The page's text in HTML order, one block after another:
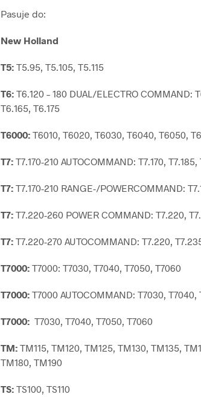
Pasuje do:
New Holland
T5: T5.95, T5.105, T5.115
T6: T6.120 – 180 DUAL/ELECTRO COMMAND:
T6.165, T6.175
T6000: T6010, T6020, T6030, T6040, T6050,
T7: T7.170-210 AUTOCOMMAND: T7.170,
T7: T7.170-210 RANGE-/POWERCOMMAND:
T7: T7.220-260 POWER COMMAND: T7.220,
T7: T7.220-270 AUTOCOMMAND: T7.220,
T7000: T7000: T7030, T7040, T7050, T7060
T7000: T7000 AUTOCOMMAND: T7030, T7040,
T7000: T7030, T7040, T7050, T7060
TM: TM115, TM120, TM125, TM130, TM135,
TM180, TM190
TS: TS100, TS110